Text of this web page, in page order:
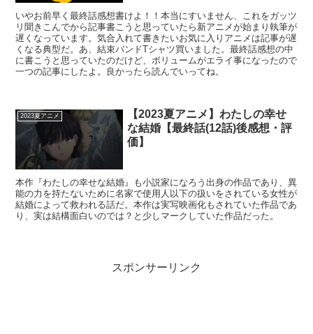
いやお前早く最終話感想書けよ！！本当にすいません、これをガッツ
リ聞きこんでから記事書こうと思っていたら新アニメが始まり執筆が
遅くなっています。気合入れて書きたいお気に入りアニメは記事が遅
くなる典型だ。あ、結束バンドTシャツ買いました。最終話感想の中
に書こうと思っていたのだけど、ボリュームがエライ事になったので
一つの記事にしたよ。良かったら読んでいってね。
2023夏アニメ
【2023夏アニメ】わたしの幸せ
な結婚【最終話(12話)後感想・評
価】
本作『わたしの幸せな結婚』も小説家になろう出身の作品であり、異
能の力を持たないために名家で使用人以下の扱いをされている女性が
結婚によって救われる話だ。本作は実写映画化もされていた作品であ
り、実は結構面白いのでは？と少しマークしていた作品だった。
スポンサーリンク